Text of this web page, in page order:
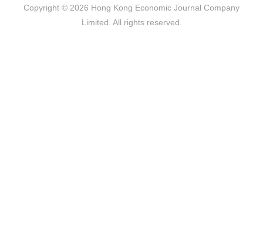
Copyright © 2026 Hong Kong Economic Journal Company
Limited. All rights reserved.